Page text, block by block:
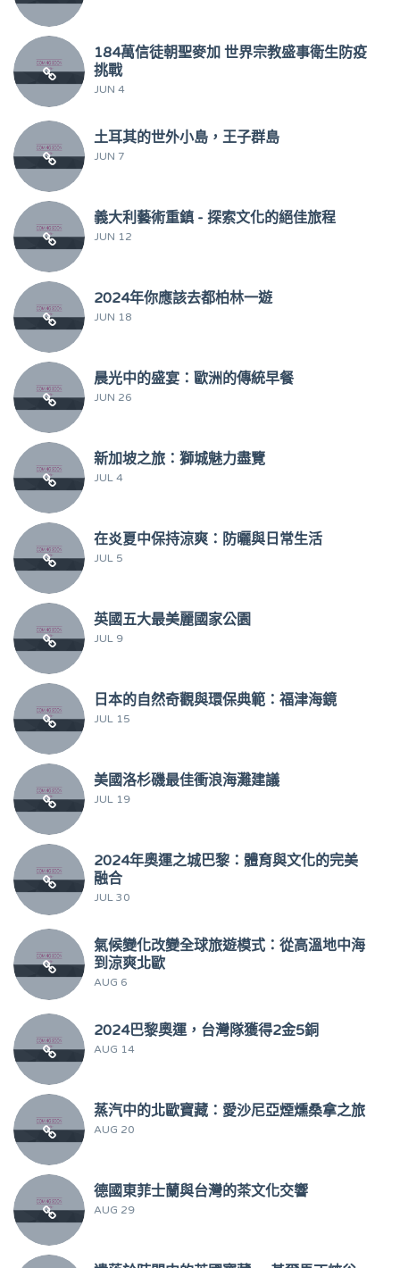
184萬信徒朝聖麥加 世界宗教盛事衛生防疫
挑戰
JUN 4
土耳其的世外小島，王子群島
JUN 7
義大利藝術重鎮 - 探索文化的絕佳旅程
JUN 12
2024年你應該去都柏林一遊
JUN 18
晨光中的盛宴：歐洲的傳統早餐
JUN 26
新加坡之旅：獅城魅力盡覽
JUL 4
在炎夏中保持涼爽：防曬與日常生活
JUL 5
英國五大最美麗國家公園
JUL 9
日本的自然奇觀與環保典範：福津海鏡
JUL 15
美國洛杉磯最佳衝浪海灘建議
JUL 19
2024年奧運之城巴黎：體育與文化的完美
融合
JUL 30
氣候變化改變全球旅遊模式：從高溫地中海
到涼爽北歐
AUG 6
2024巴黎奧運，台灣隊獲得2金5銅
AUG 14
蒸汽中的北歐寶藏：愛沙尼亞煙燻桑拿之旅
AUG 20
德國東菲士蘭與台灣的茶文化交響
AUG 29